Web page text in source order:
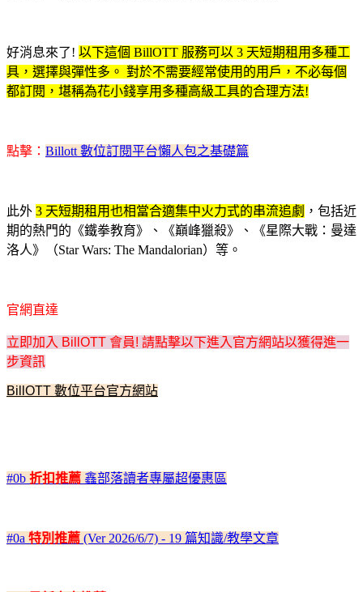
好消息來了! 以下這個 BillOTT 服務可以 3 天短期租用多種工
具，選擇與彈性多。 對於不需要經常使用的用戶，不必每個
都訂閱，堪稱為花小錢享用多種高級工具的合理方法!
點擊： Billott 數位訂閱平台懶人包之基礎篇
此外 3 天短期租用也相當合適集中火力式的串流追劇 ，包括近
期的熱門的《鐵拳教育》、《巔峰獵殺》、《星際大戰：曼達
洛人》（Star Wars: The Mandalorian）等。
官網直達
立即加入 BillOTT 會員! 請點擊以下進入官方網站以獲得進一
步資訊
BillOTT 數位平台官方網站
#0b 折扣推薦 鑫部落讀者專屬超優惠區
#0a 特別推薦 (Ver 2026/6/7) - 19 篇知識/教學文章